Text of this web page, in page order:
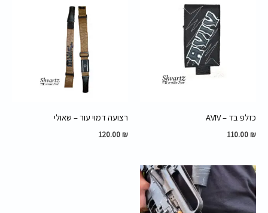
כזלפ בד – AVIV
110.00 ₪
רצועה דמוי עור – שאולי
120.00 ₪